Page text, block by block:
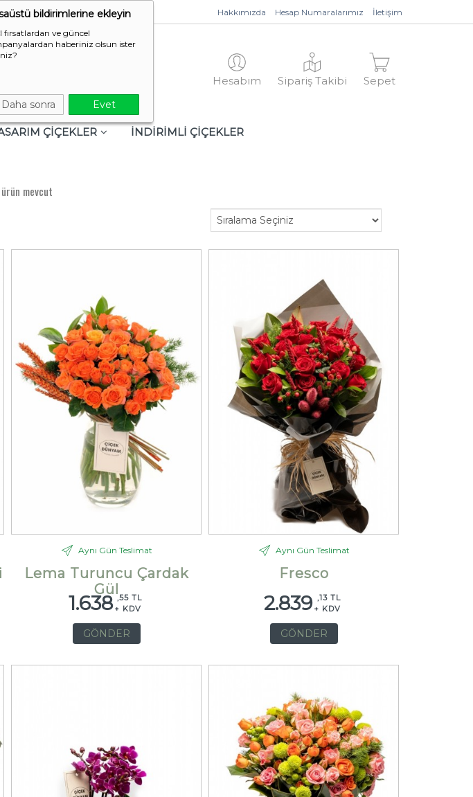
bildirimlerine ekleyin
fırsatlardan ve güncel
haberiniz olsun ister
Daha sonra Evet
Hakkımızda Hesap Numaralarımız İletişim
Hesabım Sipariş Takibi Sepet
ÇİÇEKLER İNDİRİMLİ ÇİÇEKLER
mevcut
Aynı Gün Teslimat
Lema Turuncu Çardak
Gül
1.638 ,55 TL
+ KDV
GÖNDER
Aynı Gün Teslimat
Fresco
2.839 ,13 TL
+ KDV
GÖNDER